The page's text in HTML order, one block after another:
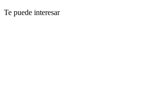
Te puede interesar